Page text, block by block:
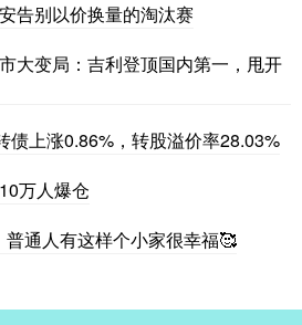
告别以价换量的淘汰赛
大变局：吉利登顶国内第一，甩开
债上涨0.86%，转股溢价率28.03%
万人爆仓
通人有这样个小家很幸福🥰